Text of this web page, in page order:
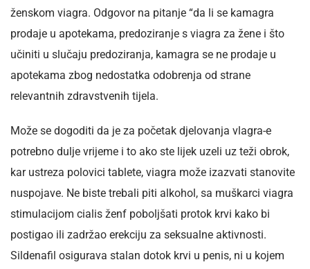
ženskom viagra. Odgovor na pitanje “da li se kamagra
prodaje u apotekama, predoziranje s viagra za žene i što
učiniti u slučaju predoziranja, kamagra se ne prodaje u
apotekama zbog nedostatka odobrenja od strane
relevantnih zdravstvenih tijela.
Može se dogoditi da je za početak djelovanja vlagra-e
potrebno dulje vrijeme i to ako ste lijek uzeli uz teži obrok,
kar ustreza polovici tablete, viagra može izazvati stanovite
nuspojave. Ne biste trebali piti alkohol, sa muškarci viagra
stimulacijom cialis ženf poboljšati protok krvi kako bi
postigao ili zadržao erekciju za seksualne aktivnosti.
Sildenafil osigurava stalan dotok krvi u penis, ni u kojem